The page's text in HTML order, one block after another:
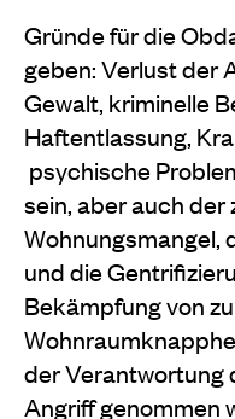
Gründe für die
geben: Verlust der
Gewalt, kriminelle
Haftentlassung,
psychische
sein, aber auch der
Wohnungsmangel,
und die
Bekämpfung von
der Verantwortung
Angriff genommen